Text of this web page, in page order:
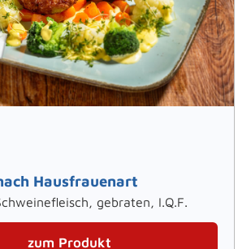
Hausfrauenart
gebraten, I.Q.F.
zum Produkt